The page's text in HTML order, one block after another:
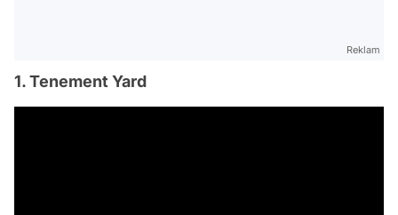
Reklam
1. Tenement Yard